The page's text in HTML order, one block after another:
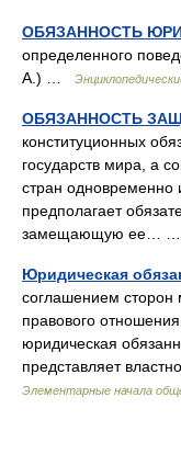
ОБЯЗАННОСТЬ
определенного
А.) …
ОБЯЗАННОСТЬ
конституционных
государств мира, а
стран одновременно
предполагает
замещающую ее…
Юридическая
соглашением сторон
правового
юридическая
представляет
Элементарные начала